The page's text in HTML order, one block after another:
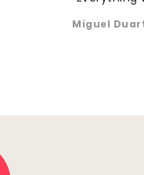
Miguel